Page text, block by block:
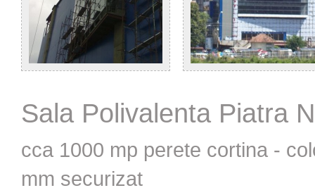
Sala Polivalenta Piatra
cca 1000 mp perete cortina -
mm securizat